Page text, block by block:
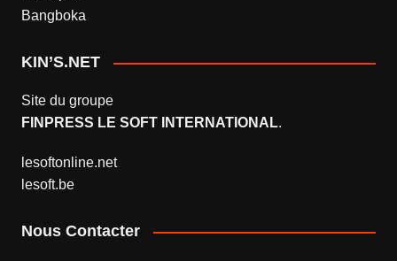
KIN’S.NET
Site du groupe
FINPRESS LE SOFT INTERNATIONAL.
lesoftonline.net
lesoft.be
Nous Contacter